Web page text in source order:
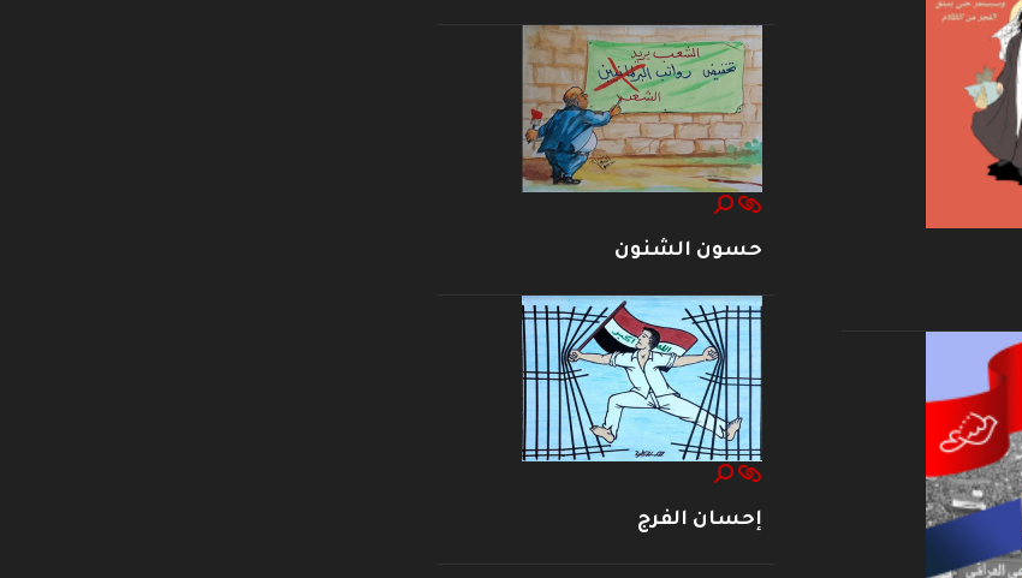
حسون الشنون
إحسان الفرج